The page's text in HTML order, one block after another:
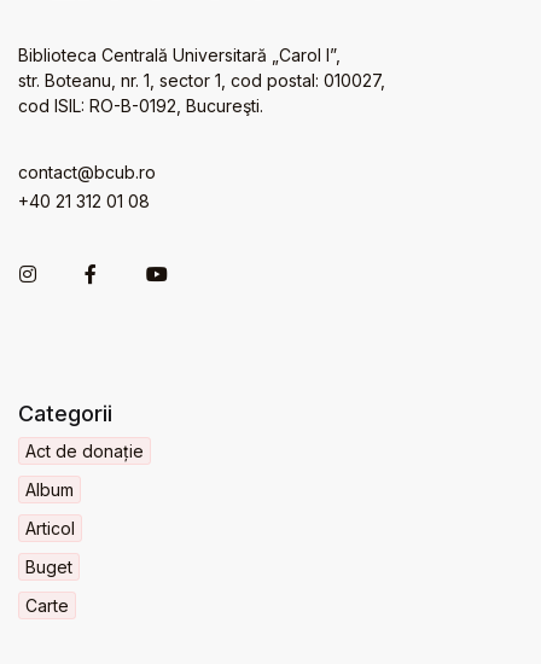
Biblioteca Centrală Universitară „Carol I”,
str. Boteanu, nr. 1, sector 1, cod postal: 010027,
cod ISIL: RO-B-0192, Bucureşti.
contact@bcub.ro
+40 21 312 01 08
Categorii
Act de donație
Album
Articol
Buget
Carte